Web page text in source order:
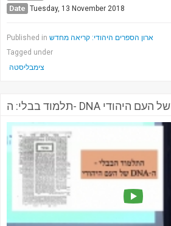
Date Tuesday, 13 November 2018
Published in ארון הספרים היהודי: קריאה מחדש
Tagged under
צימבליסטה
תלמוד בבלי: ה- DNA של העם היהודי